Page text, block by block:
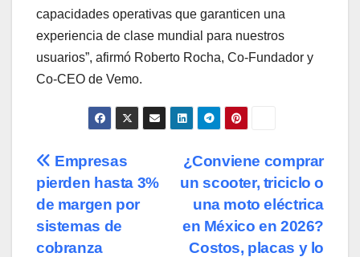
capacidades operativas que garanticen una
experiencia de clase mundial para nuestros
usuarios”, afirmó Roberto Rocha, Co-Fundador y
Co-CEO de Vemo.
Navegación
de
entradas
¿Conviene comprar
un scooter, triciclo o
una moto eléctrica
en México en 2026?
Costos, placas y lo
Empresas
pierden hasta 3%
de margen por
sistemas de
cobranza